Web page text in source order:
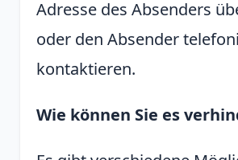
Adresse des Absenders
oder den Absender
kontaktieren.
Wie können Sie es